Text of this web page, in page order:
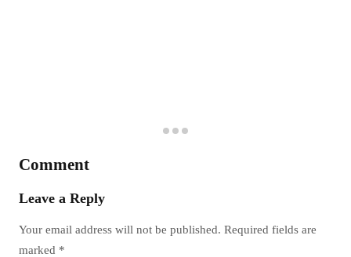
Comment
Leave a Reply
Your email address will not be published. Required fields are
marked *